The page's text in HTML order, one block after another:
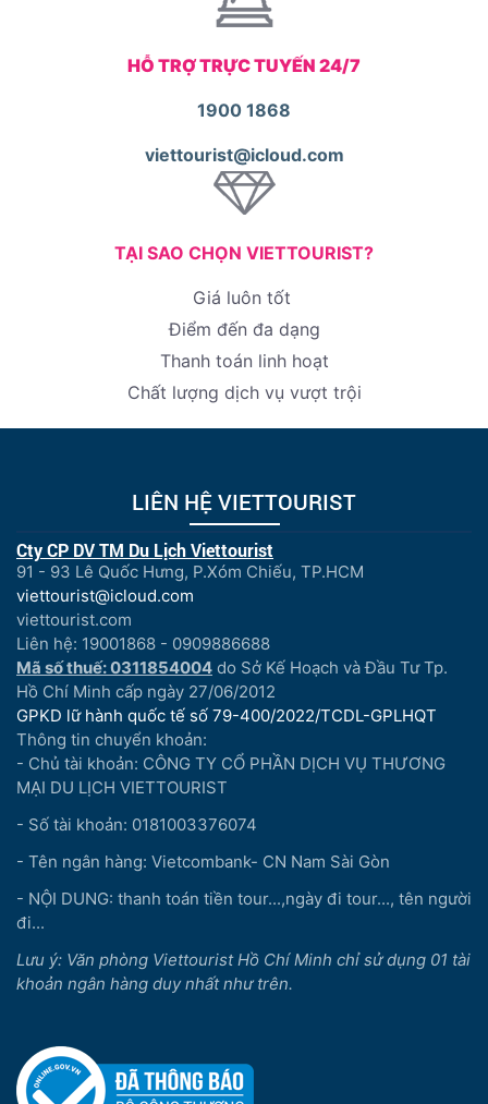
HỖ TRỢ TRỰC TUYẾN 24/7
1900 1868
viettourist@icloud.com
TẠI SAO CHỌN VIETTOURIST?
Giá luôn tốt
Điểm đến đa dạng
Thanh toán linh hoạt
Chất lượng dịch vụ vượt trội
LIÊN HỆ VIETTOURIST
Cty CP DV TM Du Lịch Viettourist
91 - 93 Lê Quốc Hưng, P.Xóm Chiếu, TP.HCM
viettourist@icloud.com
viettourist.com
Liên hệ: 19001868 - 0909886688
Mã số thuế: 0311854004 do Sở Kế Hoạch và Đầu Tư Tp.
Hồ Chí Minh cấp ngày 27/06/2012
GPKD lữ hành quốc tế số 79-400/2022/TCDL-GPLHQT
Thông tin chuyển khoản:
- Chủ tài khoản: CÔNG TY CỔ PHẦN DỊCH VỤ THƯƠNG
MẠI DU LỊCH VIETTOURIST
- Số tài khoản: 0181003376074
- Tên ngân hàng: Vietcombank- CN Nam Sài Gòn
- NỘI DUNG: thanh toán tiền tour...,ngày đi tour..., tên người
đi...
Lưu ý: Văn phòng Viettourist Hồ Chí Minh chỉ sử dụng 01 tài
khoản ngân hàng duy nhất như trên.